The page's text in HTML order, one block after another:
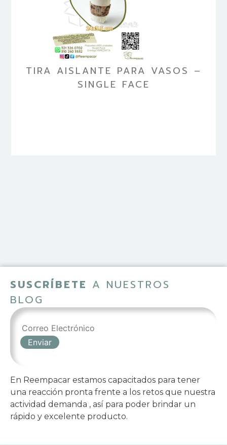
TIRA AISLANTE PARA VASOS –
SINGLE FACE
SUSCRÍBETE A NUESTROS
BLOG
En Reempacar estamos capacitados para tener
una reacción pronta frente a los retos que nuestra
actividad demanda , así para poder brindar un
rápido y excelente producto.